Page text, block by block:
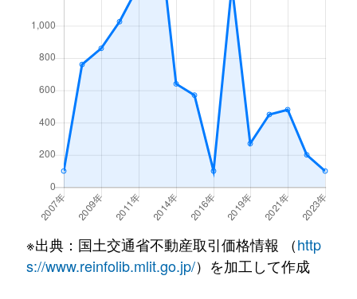
※出典：国土交通省不動産取引価格情報 （http
s://www.reinfolib.mlit.go.jp/）を加工して作成